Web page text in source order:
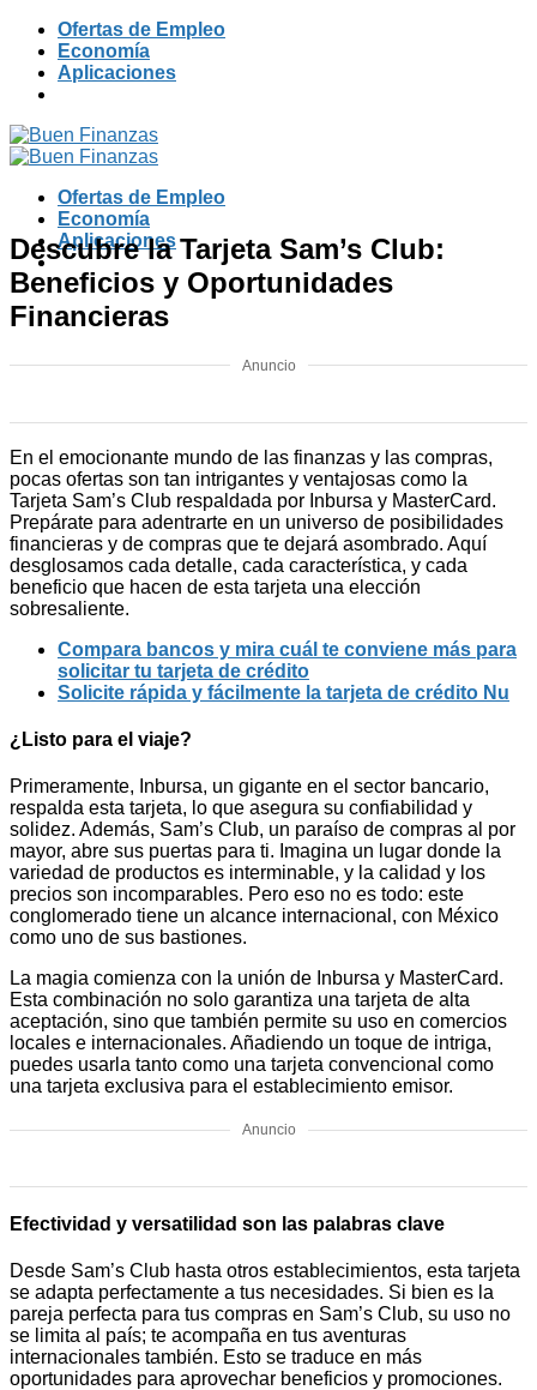
Skip
content
Ofertas de Empleo
Economía
Aplicaciones
Ofertas de Empleo
Economía
Aplicaciones
Descubre la Tarjeta Sam’s Club:
Beneficios y Oportunidades
Financieras
Anuncio
En el emocionante mundo de las finanzas y las compras,
pocas ofertas son tan intrigantes y ventajosas como la
Tarjeta Sam’s Club respaldada por Inbursa y MasterCard.
Prepárate para adentrarte en un universo de posibilidades
financieras y de compras que te dejará asombrado. Aquí
desglosamos cada detalle, cada característica, y cada
beneficio que hacen de esta tarjeta una elección
sobresaliente.
Compara bancos y mira cuál te conviene más para
solicitar tu tarjeta de crédito
Solicite rápida y fácilmente la tarjeta de crédito Nu
¿Listo para el viaje?
Primeramente, Inbursa, un gigante en el sector bancario,
respalda esta tarjeta, lo que asegura su confiabilidad y
solidez. Además, Sam’s Club, un paraíso de compras al por
mayor, abre sus puertas para ti. Imagina un lugar donde la
variedad de productos es interminable, y la calidad y los
precios son incomparables. Pero eso no es todo: este
conglomerado tiene un alcance internacional, con México
como uno de sus bastiones.
La magia comienza con la unión de Inbursa y MasterCard.
Esta combinación no solo garantiza una tarjeta de alta
aceptación, sino que también permite su uso en comercios
locales e internacionales. Añadiendo un toque de intriga,
puedes usarla tanto como una tarjeta convencional como
una tarjeta exclusiva para el establecimiento emisor.
Anuncio
Efectividad y versatilidad son las palabras clave
Desde Sam’s Club hasta otros establecimientos, esta tarjeta
se adapta perfectamente a tus necesidades. Si bien es la
pareja perfecta para tus compras en Sam’s Club, su uso no
se limita al país; te acompaña en tus aventuras
internacionales también. Esto se traduce en más
oportunidades para aprovechar beneficios y promociones.